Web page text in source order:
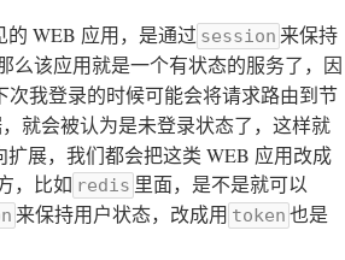
WEB 应用，是通过 session 来保持
么该应用就是一个有状态的服务了，因
我登录的时候可能会将请求路由到节
就会被认为是未登录状态了，这样就
展，我们都会把这类 WEB 应用改成
，比如 redis 里面，是不是就可以
来保持用户状态，改成用 token 也是